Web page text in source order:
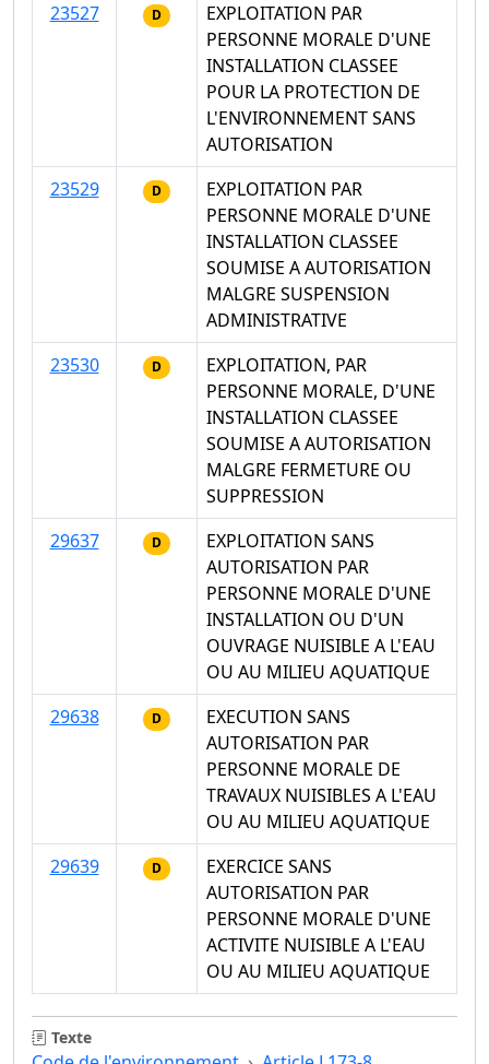
23527
D
EXPLOITATION PAR
PERSONNE MORALE D'UNE
INSTALLATION CLASSEE
POUR LA PROTECTION DE
L'ENVIRONNEMENT SANS
AUTORISATION
23529
D
EXPLOITATION PAR
PERSONNE MORALE D'UNE
INSTALLATION CLASSEE
SOUMISE A AUTORISATION
MALGRE SUSPENSION
ADMINISTRATIVE
23530
D
EXPLOITATION, PAR
PERSONNE MORALE, D'UNE
INSTALLATION CLASSEE
SOUMISE A AUTORISATION
MALGRE FERMETURE OU
SUPPRESSION
29637
D
EXPLOITATION SANS
AUTORISATION PAR
PERSONNE MORALE D'UNE
INSTALLATION OU D'UN
OUVRAGE NUISIBLE A L'EAU
OU AU MILIEU AQUATIQUE
29638
D
EXECUTION SANS
AUTORISATION PAR
PERSONNE MORALE DE
TRAVAUX NUISIBLES A L'EAU
OU AU MILIEU AQUATIQUE
29639
D
EXERCICE SANS
AUTORISATION PAR
PERSONNE MORALE D'UNE
ACTIVITE NUISIBLE A L'EAU
OU AU MILIEU AQUATIQUE
Texte